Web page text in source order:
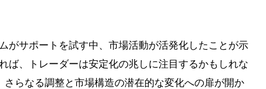
がサポートを試す中、市場活動が活発化したことが示
ば、トレーダーは安定化の兆しに注目するかもしれな
らなる調整と市場構造の潜在的な変化への扉が開か